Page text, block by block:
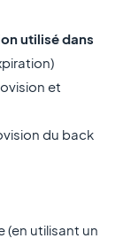
utilisé dans
et
du back
(en utilisant un